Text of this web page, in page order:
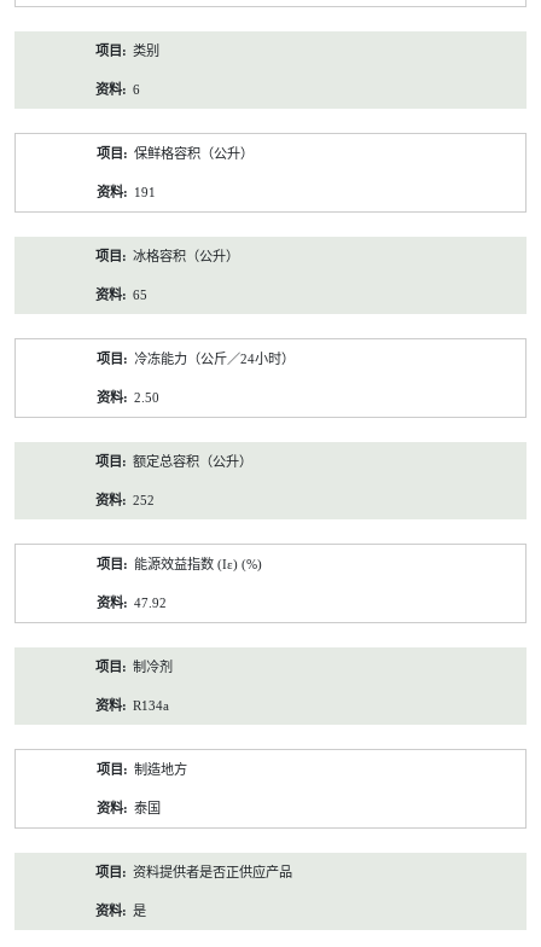
类别
6
保鲜格容积（公升）
191
冰格容积（公升）
65
冷冻能力（公斤／24小时）
2.50
额定总容积（公升）
252
能源效益指数 (Iε) (%)
47.92
制冷剂
R134a
制造地方
泰国
资料提供者是否正供应产品
是